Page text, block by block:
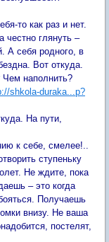
то как раз и нет.
честно глянуть –
А себя родного, в
Вот откуда.
наполнить?
shkola-duraka...p?
На пути,
к себе, смелее!..
ступеньку
Не ждите, пока
– это когда
Получаешь
внизу. Не ваша
постелят,